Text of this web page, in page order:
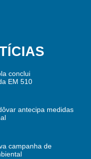
conclui
EM 510
antecipa medidas
campanha de